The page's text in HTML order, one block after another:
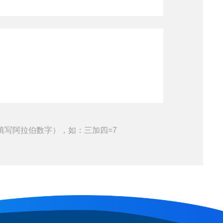
写阿拉伯数字），如：三加四=7